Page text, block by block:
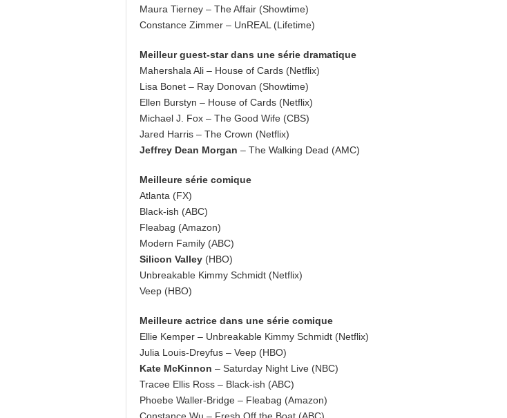
Maura Tierney – The Affair (Showtime)
Constance Zimmer – UnREAL (Lifetime)
Meilleur guest-star dans une série dramatique
Mahershala Ali – House of Cards (Netflix)
Lisa Bonet – Ray Donovan (Showtime)
Ellen Burstyn – House of Cards (Netflix)
Michael J. Fox – The Good Wife (CBS)
Jared Harris – The Crown (Netflix)
Jeffrey Dean Morgan – The Walking Dead (AMC)
Meilleure série comique
Atlanta (FX)
Black-ish (ABC)
Fleabag (Amazon)
Modern Family (ABC)
Silicon Valley (HBO)
Unbreakable Kimmy Schmidt (Netflix)
Veep (HBO)
Meilleure actrice dans une série comique
Ellie Kemper – Unbreakable Kimmy Schmidt (Netflix)
Julia Louis-Dreyfus – Veep (HBO)
Kate McKinnon – Saturday Night Live (NBC)
Tracee Ellis Ross – Black-ish (ABC)
Phoebe Waller-Bridge – Fleabag (Amazon)